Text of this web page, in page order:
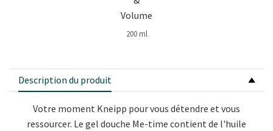
200 ml
Description du produit
Votre moment Kneipp pour vous détendre et vous
ressourcer. Le gel douche Me-time contient de l'huile